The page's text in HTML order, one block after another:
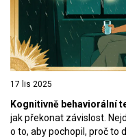
17 lis 2025
Kognitivně behaviorální
jak překonat závislost.
o to, aby pochopil, proč to